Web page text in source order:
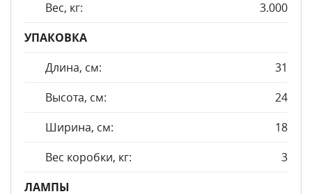
Вес, кг:
3.000
УПАКОВКА
Длина, см:
31
Высота, см:
24
Ширина, см:
18
Вес коробки, кг:
3
ЛАМПЫ